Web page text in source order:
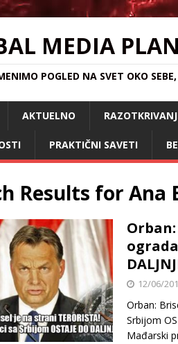
MEDIA
POGLED NA SVET OKO
AKTUELNO
PRAKTIČNI SAVETI
Results for Ana
12/06/
Orban:
Srbijom
Mađarski